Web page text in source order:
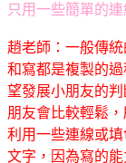
只用一些簡單的
趙老師：一般傳
和寫都是複製的
望發展小朋友的
朋友會比較輕鬆
利用一些連線或
文字，因為寫的